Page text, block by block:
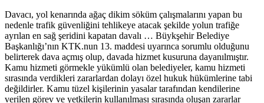
Davacı, yol kenarında ağaç dikim söküm çalışmalarını yapan bu
nedenle trafik güvenliğini tehlikeye atacak şekilde yolun trafiğe
ayrılan en sağ şeridini kapatan davalı … Büykşehir Belediye
Başkanlığı’nın KTK.nun 13. maddesi uyarınca sorumlu olduğunu
belirterek dava açmış olup, davada hizmet kusuruna dayanılmıştır.
Kamu hizmeti görmekle yükümlü olan belediyeler, kamu hizmeti
sırasında verdikleri zararlardan dolayı özel hukuk hükümlerine tabi
değildirler. Kamu tüzel kişilerinin yasalar tarafından kendilerine
verilen görev ve yetkilerin kullanılması sırasında oluşan zararlar